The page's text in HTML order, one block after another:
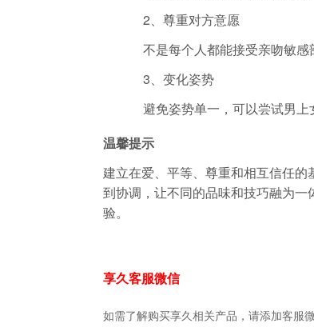
2、尊重对方意愿
不是每个人都能接受亲吻敏感
3、变化姿势
避免姿势单一，可以尝试男上
温馨提示
建立在爱、平等、尊重和相互信任
到协调，让不同的品味和技巧融为
验。
享久客服微信
如需了解购买享久相关产品，请添加客服